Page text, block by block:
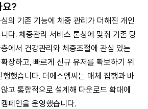
요?
의 기존 기능에 체중 관리가 더해진 개인
다. 체중관리 서비스 론칭에 맞춰 기존 당
에서 건강관리와 체중조절에 관심 있는
장하고, 빠르게 신규 유저를 확보하기 위
행했습니다. 더에스엠씨는 매체 집행과 바
고 통합적으로 설계해 다운로드 확대에
페인을 운영했습니다.